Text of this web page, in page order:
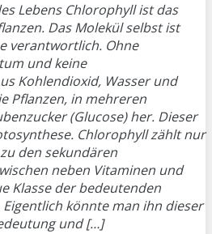
Lebens Chlorophyll ist das
Das Molekül selbst ist
verantwortlich. Ohne
und keine
Kohlendioxid, Wasser und
Pflanzen, in mehreren
(Glucose) her. Dieser
Chlorophyll zählt nur
den sekundären
neben Vitaminen und
Klasse der bedeutenden
könnte man ihn dieser
und […]